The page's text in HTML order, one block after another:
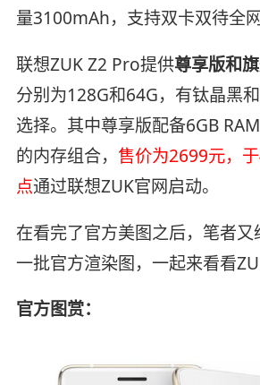
量3100mAh，支持双卡双待全网
联想ZUK Z2 Pro提供尊享版和
分别为128G和64G，有钛晶黑
选择。其中尊享版配备6GB
的内存组合， 售价为2699元，
点通过联想ZUK官网启动。
在看完了官方美图之后，笔者又
一批官方渲染图，一起来看看
官方图赏：